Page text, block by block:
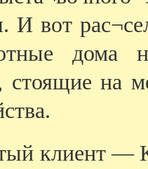
И вот
дома
стоящие на
клиент —